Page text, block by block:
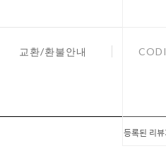
교환/환불안내
등록된 리